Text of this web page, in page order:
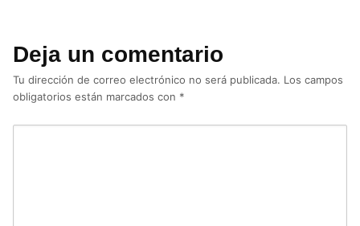
Deja un comentario
Tu dirección de correo electrónico no será publicada. Los campos
obligatorios están marcados con *